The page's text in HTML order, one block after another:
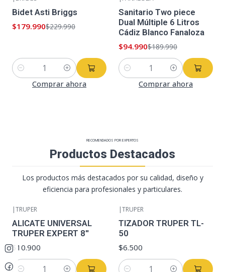
Bidet Asti Briggs
$179.990$229.990
Cantidad
Comprar ahora
Sanitario Two piece
Dual Múltiple 6 Litros
Cádiz Blanco Fanaloza
$94.990$189.990
Cantidad
Comprar ahora
RECOMENDADOS POR EXPERTOS
Productos Destacados
Los productos más destacados por su calidad, diseño y
eficiencia para profesionales y particulares.
|TRUPER
ALICATE UNIVERSAL
TRUPER EXPERT 8''
$10.900
|TRUPER
TIZADOR TRUPER TL-
50
$6.500